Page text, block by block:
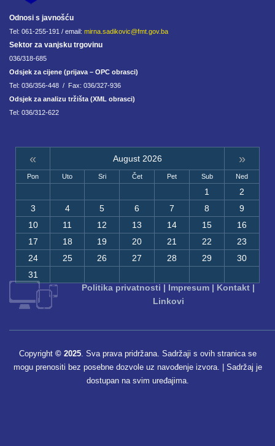
Odnosi s javnošću
Tel: 061-255-191 / email: mirna.sadikovic@fmt.gov.ba
Sektor za vanjsku trgovinu
036/318-685
Odsjek za cijene (prijava – OPC obrasci)
Tel: 036/356-448 / Fax: 036/327-936
Odsjek za analizu tržišta (XML obrasci)
Tel: 036/312-622
« August 2026 »
Pon Uto Sri Čet Pet Sub Ned
1
2
3
4 5 6 7 8
9
10
11 12 13 14 15
16
17
18 19 20 21 22
23
24
25 26 27 28 29
30
31
Politika privatnosti | Impresum | Kontakt |
Linkovi
Copyright © 2025. Sva prava pridržana. Sadržaji s ovih stranica se
mogu prenositi bez posebne dozvole uz navođenje izvora. | Sadržaj je
dostupan na svim uređajima.